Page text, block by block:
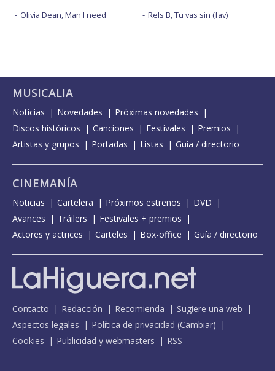
Olivia Dean, Man I need Rels B, Tu vas sin (fav)
MUSICALIA
Noticias Novedades
Próximas novedades
Discos históricos
Canciones Festivales
Premios
Artistas y grupos
Portadas Listas Guía / directorio
CINEMANÍA
Noticias Cartelera Próximos estrenos
DVD
Avances
Tráilers
Festivales + premios
Actores y actrices
Carteles Box-office Guía / directorio
Contacto Redacción Recomienda
Sugiere una web
Aspectos legales
Política de privacidad (Cambiar)
Cookies
Publicidad y webmasters RSS